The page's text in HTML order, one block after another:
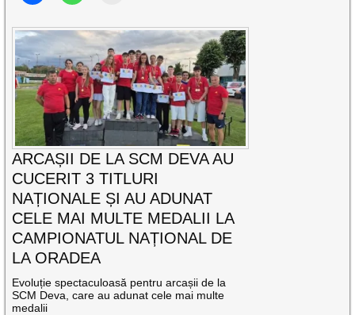
ARCAȘII DE LA SCM DEVA AU
CUCERIT 3 TITLURI
NAȚIONALE ȘI AU ADUNAT
CELE MAI MULTE MEDALII LA
CAMPIONATUL NAȚIONAL DE
LA ORADEA
Evoluție spectaculoasă pentru arcașii de la
SCM Deva, care au adunat cele mai multe
medalii